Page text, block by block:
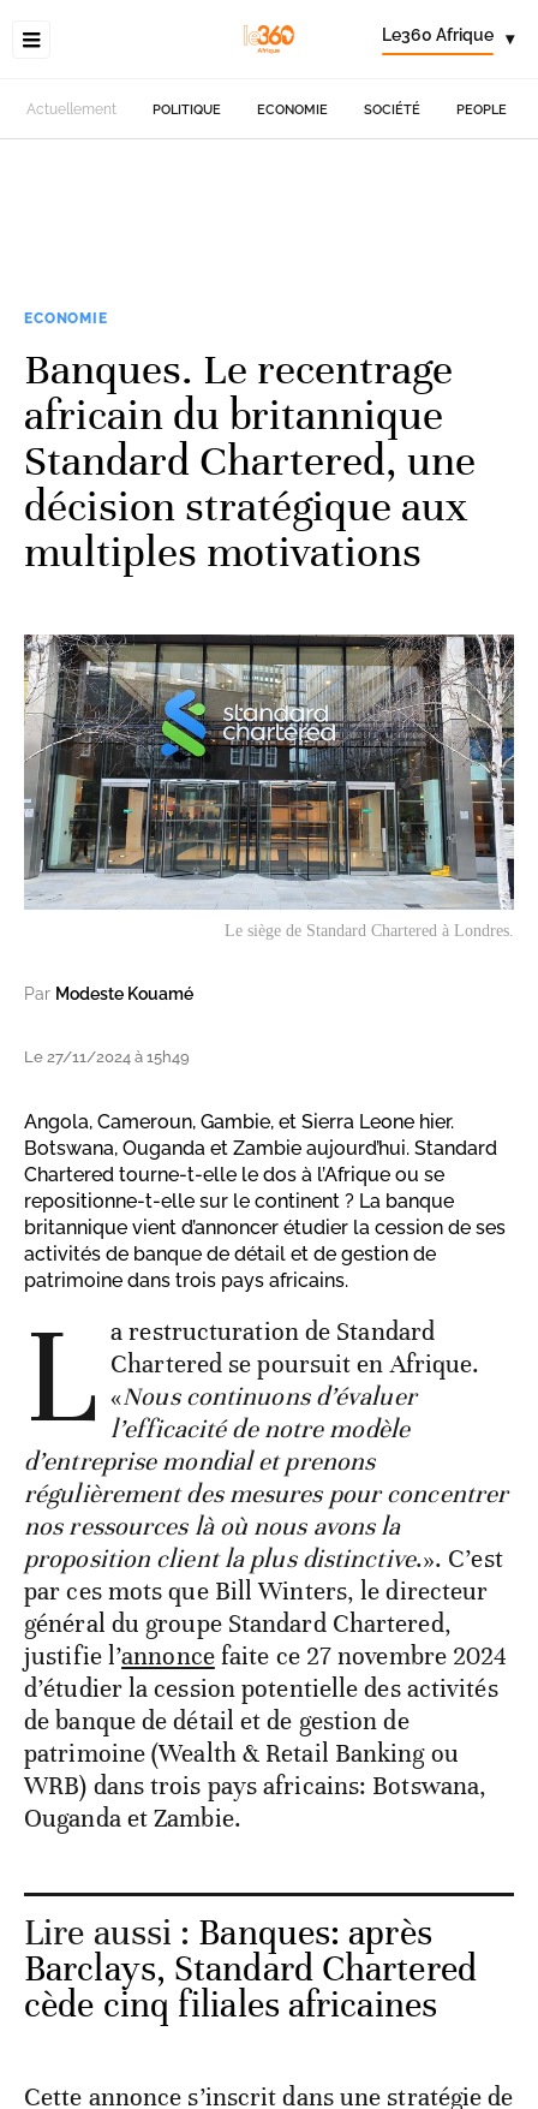
Le360 Afrique ▾
Actuellement POLITIQUE ECONOMIE SOCIÉTÉ PEOPLE
ECONOMIE
Banques. Le recentrage
africain du britannique
Standard Chartered, une
décision stratégique aux
multiples motivations
Le siège de Standard Chartered à Londres.
Par Modeste Kouamé
Le 27/11/2024 à 15h49
Angola, Cameroun, Gambie, et Sierra Leone hier.
Botswana, Ouganda et Zambie aujourd’hui. Standard
Chartered tourne-t-elle le dos à l’Afrique ou se
repositionne-t-elle sur le continent ? La banque
britannique vient d’annoncer étudier la cession de ses
activités de banque de détail et de gestion de
patrimoine dans trois pays africains.
L a restructuration de Standard
Chartered se poursuit en Afrique.
«Nous continuons d’évaluer
l’efficacité de notre modèle
d’entreprise mondial et prenons
régulièrement des mesures pour concentrer
nos ressources là où nous avons la
proposition client la plus distinctive.». C’est
par ces mots que Bill Winters, le directeur
général du groupe Standard Chartered,
justifie l’annoncefaite ce 27 novembre 2024
d’étudier la cession potentielle des activités
de banque de détail et de gestion de
patrimoine (Wealth & Retail Banking ou
WRB) dans trois pays africains: Botswana,
Ouganda et Zambie.
Lire aussi : Banques: après
Barclays, Standard Chartered
cède cinq filiales africaines
Cette annonce s’inscrit dans une stratégie de